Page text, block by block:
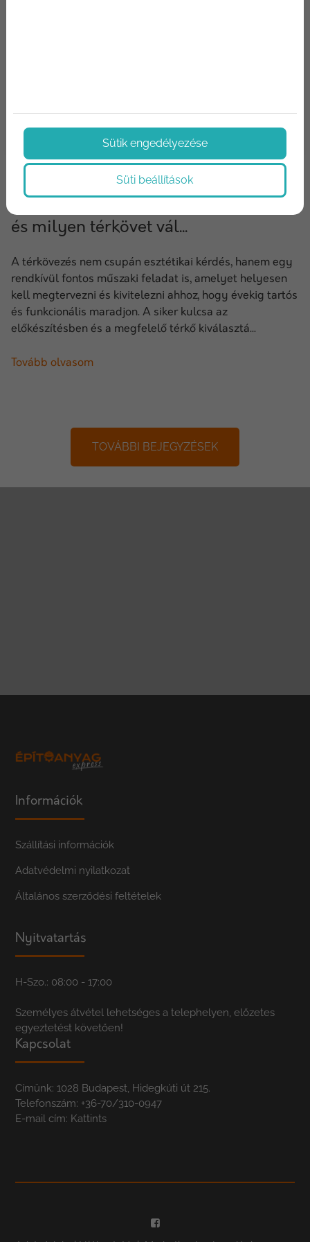
Térkövezés alapjai: Hogyan csináljuk,
és milyen térkövet vál...
A térkövezés nem csupán esztétikai kérdés, hanem egy
rendkívül fontos műszaki feladat is, amelyet helyesen
kell megtervezni és kivitelezni ahhoz, hogy évekig tartós
és funkcionális maradjon. A siker kulcsa az
előkészítésben és a megfelelő térkő kiválasztá...
Tovább olvasom
TOVÁBBI BEJEGYZÉSEK
Információk
Szállítási információk
Adatvédelmi nyilatkozat
Általános szerződési feltételek
Nyitvatartás
H-Szo.: 08:00 - 17:00
Személyes átvétel lehetséges a telephelyen, előzetes
egyeztetést követően!
Kapcsolat
Címünk: 1028 Budapest, Hidegkúti út 215.
Telefonszám: +36-70/310-0947
E-mail cím: Kattints
Sütik engedélyezése
Süti beállítások